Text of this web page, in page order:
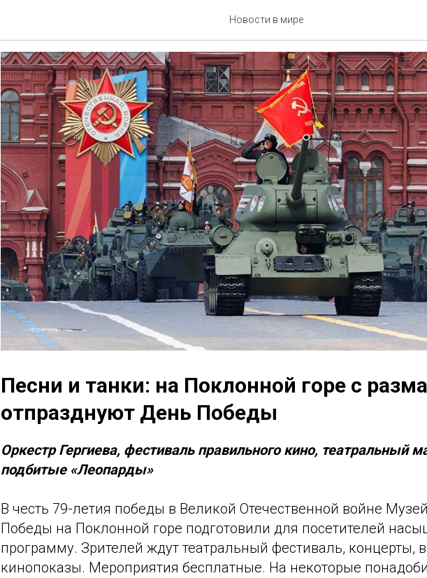
Новости в мире
Песни и танки: на Поклонной горе с
отпразднуют День Победы
Оркестр Гергиева, фестиваль правильного кино, театральный
подбитые «Леопарды»
В честь 79-летия победы в Великой Отечественной войне
Победы на Поклонной горе подготовили для посетителей
программу. Зрителей ждут театральный фестиваль, концерты,
кинопоказы. Мероприятия бесплатные. На некоторые